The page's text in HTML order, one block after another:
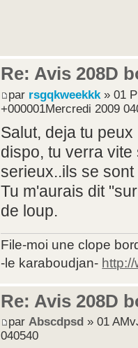
Re: Avis 208D
par rsgqkweekkk » 01
+000001Mercredi 2009
Salut, deja tu
dispo, tu verra
serieux..ils se
Tu m'aurais dit
de loup.
File-moi une clope
-le karaboudjan-
Re: Avis 208D
parAbscdpsd » 01
040540